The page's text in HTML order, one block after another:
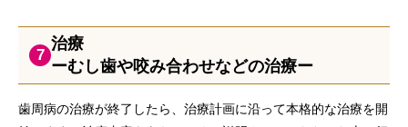
7
治療
ーむし歯や咬み合わせなどの治療ー
歯周病の治療が終了したら、治療計画に沿って本格的な治療を開